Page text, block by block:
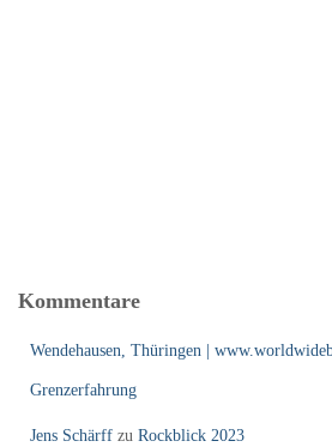
Kommentare
Wendehausen, Thüringen |
Grenzerfahrung
Jens Schärff zu Rockblick 2023